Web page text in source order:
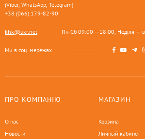
(Viber, WhatsApp, Telegram)
+38 (066) 179-82-90
khk@ukr.net Пн-Сб 09:00 —18:00, Неділя —
Ми в соц. мережах
ПРО КОМПАНІЮ
О нас
Новости
МАГАЗИН
Корзина
Личный кабинет